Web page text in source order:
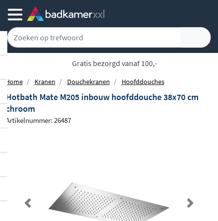
Gratis bezorgd vanaf 100,-
Home Kranen Douchekranen Hoofddouches
Hotbath Mate M205 inbouw hoofddouche 38x70 cm
chroom
Artikelnummer: 26487
Previous Next